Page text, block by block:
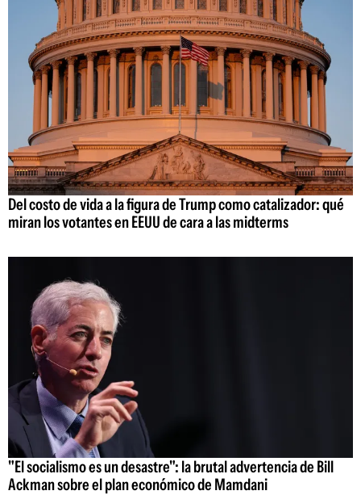
Del costo de vida a la figura de Trump como catalizador: qué
miran los votantes en EEUU de cara a las midterms
"El socialismo es un desastre": la brutal advertencia de Bill
Ackman sobre el plan económico de Mamdani